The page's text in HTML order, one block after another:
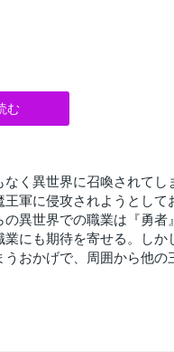
む
く異世界に召喚されてし
軍に侵攻されようとして
異世界での職業は『勇者
にも期待を寄せる。しか
おかげで、周囲から他の